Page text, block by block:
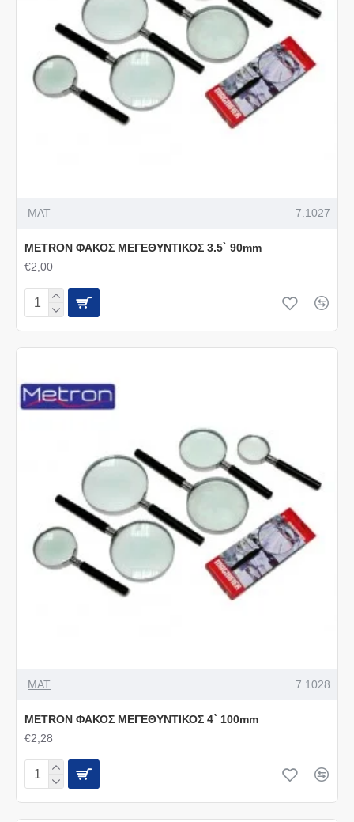
MAT 7.1027
METRON ΦΑΚΟΣ ΜΕΓΕΘΥΝΤΙΚΟΣ 3.5` 90mm
€2,00
MAT 7.1028
METRON ΦΑΚΟΣ ΜΕΓΕΘΥΝΤΙΚΟΣ 4` 100mm
€2,28